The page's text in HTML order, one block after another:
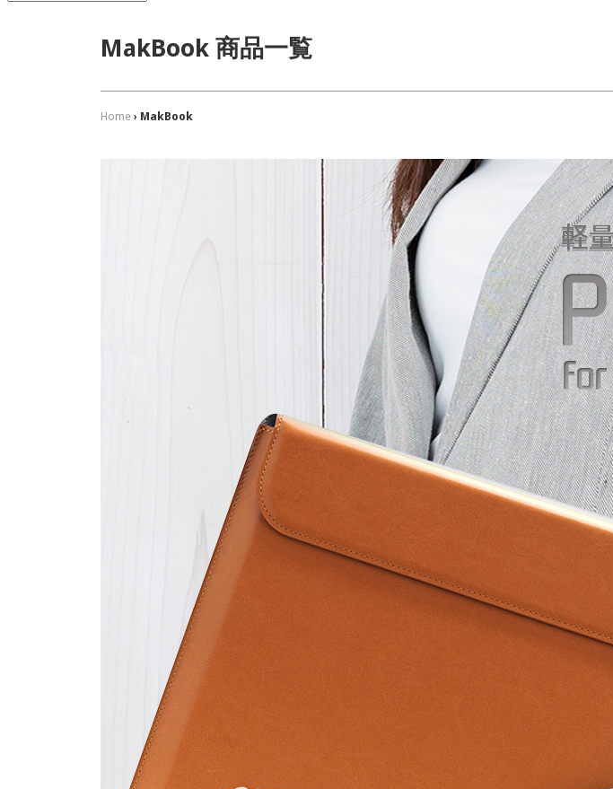
MakBook 商品一覧
Home › MakBook